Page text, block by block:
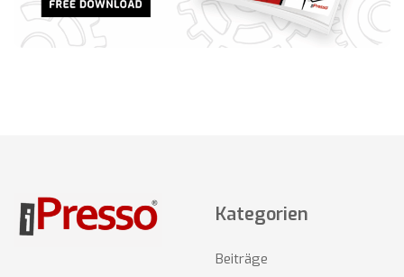
Kategorien
Beiträge